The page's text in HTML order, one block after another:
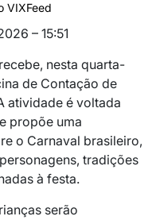
VIXFeed
– 15:51
recebe, nesta quarta-
de Contação de
atividade é voltada
propõe uma
o Carnaval brasileiro,
tradições
à festa.
serão